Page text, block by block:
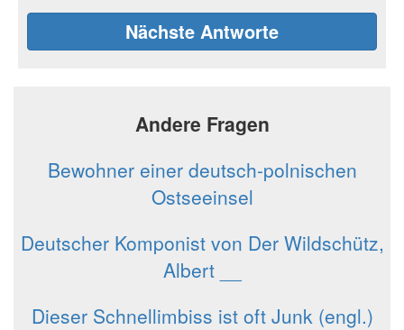
Nächste Antworte
Andere Fragen
Bewohner einer deutsch-polnischen
Ostseeinsel
Deutscher Komponist von Der Wildschütz,
Albert __
Dieser Schnellimbiss ist oft Junk (engl.)